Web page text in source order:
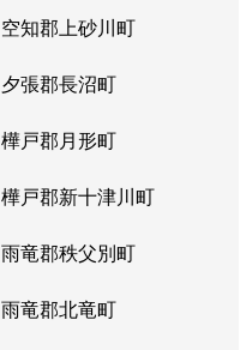
空知郡上砂川町
夕張郡長沼町
樺戸郡月形町
樺戸郡新十津川町
雨竜郡秩父別町
雨竜郡北竜町